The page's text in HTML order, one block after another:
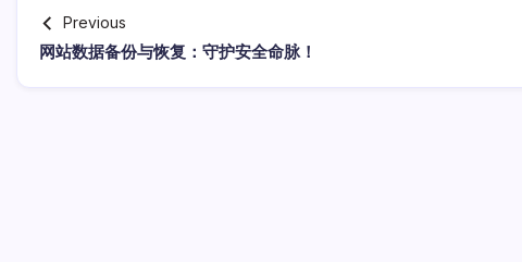
Previous
网站数据备份与恢复：守护安全命脉！